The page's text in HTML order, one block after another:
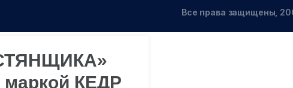
Все права защищены,